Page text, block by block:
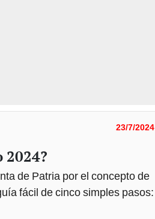
23/7/2024
2024?
de Patria por el concepto de
fácil de cinco simples pasos: